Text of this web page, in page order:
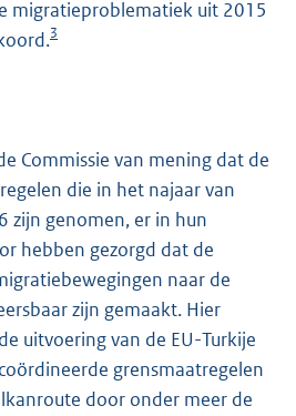
migratieproblematiek uit 2015
3
Commissie van mening dat de
die in het najaar van
zijn genomen, er in hun
hebben gezorgd dat de
naar de
zijn gemaakt. Hier
uitvoering van de EU-Turkije
grensmaatregelen
door onder meer de